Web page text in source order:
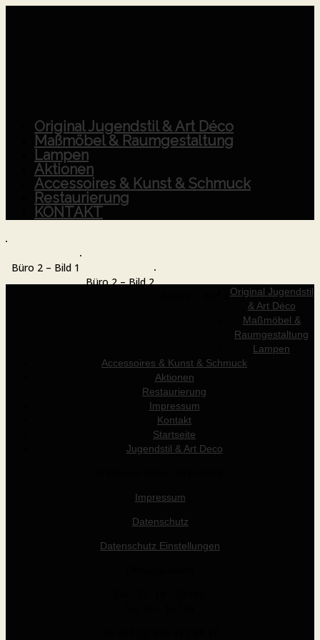
Original Jugendstil & Art Déco
Maßmöbel & Raumgestaltung
Lampen
Aktionen
Accessoires & Kunst & Schmuck
Restaurierung
KONTAKT
Büro 2 – Bild 1
Büro 2 – Bild 2
Original Jugendstil
& Art Déco
Maßmöbel &
Raumgestaltung
Lampen
Accessoires & Kunst & Schmuck
Aktionen
Restaurierung
Impressum
Kontakt
Startseite
Jugendstil & Art Deco
Impressum
Datenschutz
Datenschutz Einstellungen